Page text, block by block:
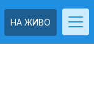
НА ЖИВО